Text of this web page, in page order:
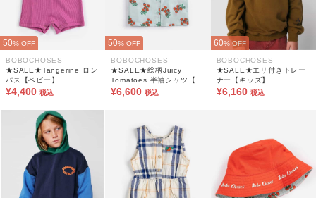
50% OFF
BOBOCHOSES
★SALE★Tangerine ロン
パス【ベビー】
¥4,400 税込
50% OFF
BOBOCHOSES
★SALE★総柄Juicy
Tomatoes 半袖シャツ【キ
ッズ】
¥6,600 税込
60% OFF
BOBOCHOSES
★SALE★エリ付きトレー
ナー【キッズ】
¥6,160 税込